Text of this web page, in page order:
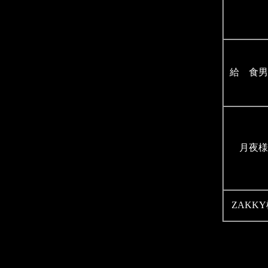
給 食男
月夜様
ZAKKY